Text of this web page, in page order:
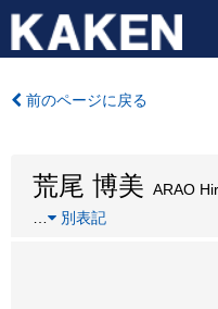
前のページに戻る
荒尾 博美 ARAO
別表記